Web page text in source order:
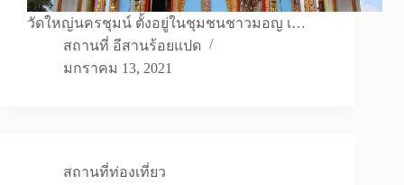
วัดใหญ่นครชุมน์ ตั้งอยู่ในชุมชนชาวมอญ เ…
สถานที่ อีสานร้อยแปด
มกราคม 13, 2021
สถานที่ท่องเที่ยว